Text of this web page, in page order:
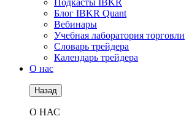
Подкасты IBKR
Блог IBKR Quant
Вебинары
Учебная лаборатория торговли
Словарь трейдера
Календарь трейдера
О нас
Назад
О НАС